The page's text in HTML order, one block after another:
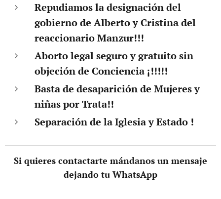
Repudiamos la designación del
gobierno de Alberto y Cristina del
reaccionario Manzur!!!
Aborto legal seguro y gratuito sin
objeción de Conciencia ¡!!!!!
Basta de desaparición de Mujeres y
niñas por Trata!!
Separaciónde la Iglesia y Estado !
Si quieres contactarte mándanos un mensaje
dejando tu WhatsApp